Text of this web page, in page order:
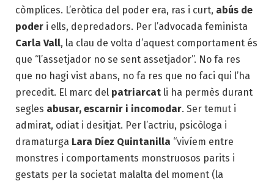
còmplices. L’eròtica del poder era, ras i curt, abús de
poder i ells, depredadors. Per l’advocada feminista
Carla Vall, la clau de volta d’aquest comportament és
que “l’assetjador no se sent assetjador”. No fa res
que no hagi vist abans, no fa res que no faci qui l’ha
precedit. El marc del patriarcat li ha permès durant
segles abusar, escarnir i incomodar. Ser temut i
admirat, odiat i desitjat. Per l’actriu, psicòloga i
dramaturga Lara Díez Quintanilla “vivíem entre
monstres i comportaments monstruosos parits i
gestats per la societat malalta del moment (la